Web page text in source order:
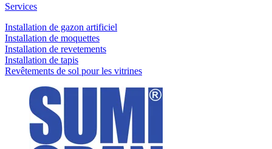
Services
Installation de gazon artificiel
Installation de moquettes
Installation de revetements
Installation de tapis
Revêtements de sol pour les vitrines